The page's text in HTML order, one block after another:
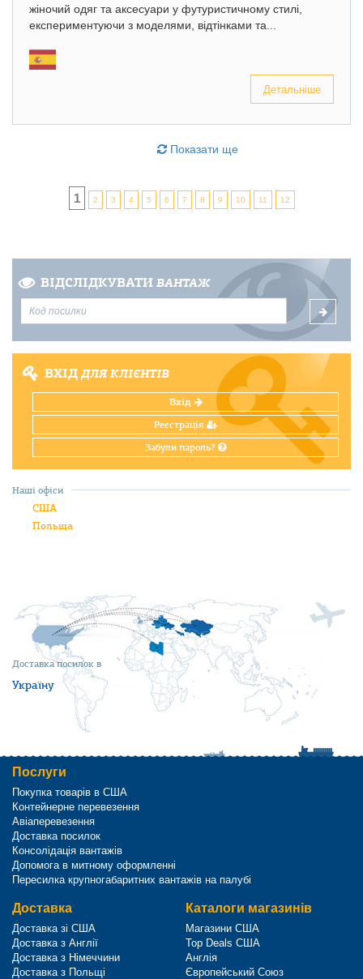
жіночий одяг та аксесуари у футуристичному стилі,
експериментуючи з моделями, відтінками та...
Детальніше
Показати ще
1 2 3 4 5 6 7 8 9 10 11 12
ВІДСЛІДКУВАТИ ВАНТАЖ
ВХІДДЛЯ КЛІЄНТІВ
Вхід
Реєстрація
Забули пароль?
Доставка посилок в
Україну
Наші офіси
США
Польща
Послуги
Покупка товарів в США
Контейнерне перевезення
Авіаперевезення
Доставка посилок
Консолідація вантажів
Допомога в митному оформленні
Пересилка крупногабаритних вантажів на палубі
Доставка
Доставка зі США
Доставка з Англії
Доставка з Німеччини
Доставка з Польщі
Каталоги магазинів
Магазини США
Top Deals США
Англія
Європейський Союз